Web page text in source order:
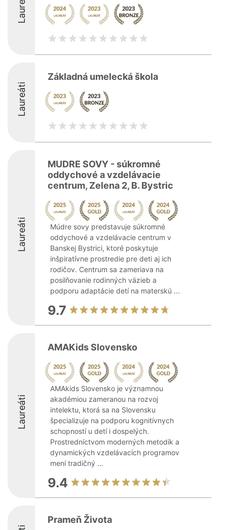
Laureáti
Základná umelecká škola
Laureáti
MUDRE SOVY - súkromné
oddychové a vzdelávacie
centrum, Zelena 2, B. Bystric
Múdre sovy predstavuje súkromné
oddychové a vzdelávacie centrum v
Banskej Bystrici, ktoré poskytuje
inšpiratívne prostredie pre deti aj ich
rodičov. Centrum sa zameriava na
posilňovanie rodinných väzieb a
podporu adaptácie detí na materskú ...
9.7
Laureáti
AMAKids Slovensko
AMAkids Slovensko je významnou
akadémiou zameranou na rozvoj
intelektu, ktorá sa na Slovensku
špecializuje na podporu kognitívnych
schopností u detí i dospelých.
Prostredníctvom moderných metodík a
dynamických vzdelávacích programov
mení tradičný ...
9.4
Prameň Života